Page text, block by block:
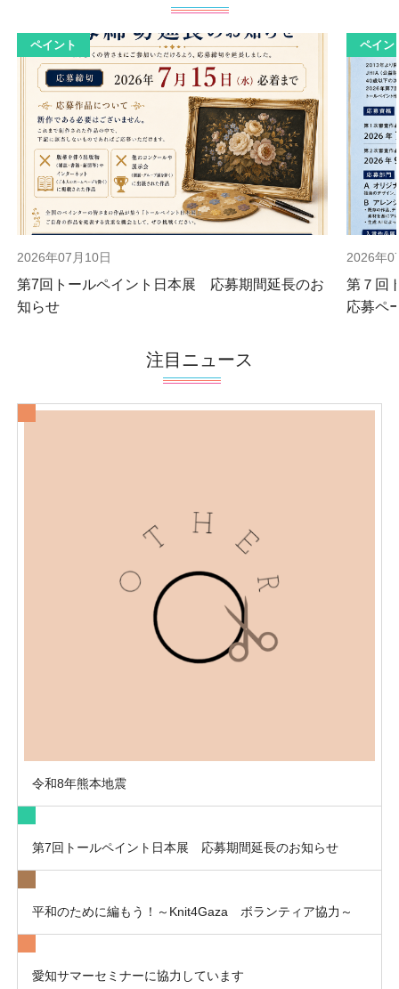
ペイント
2026年07月10日
第7回トールペイント日本展 応募期間延長のお
知らせ
ペイン
2026年
第７回
応募ペ
注目ニュース
令和8年熊本地震
第7回トールペイント日本展 応募期間延長のお知らせ
平和のために編もう！～Knit4Gaza ボランティア協力～
愛知サマーセミナーに協力しています